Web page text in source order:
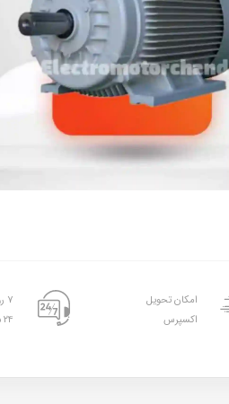
امکان تحویل
اکسپرس
۷ روز هفته
۲۴ ساعته